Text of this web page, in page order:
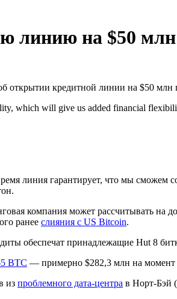
линию на $50 млн
открытии кредитной линии на $50 млн
which will give us added financial
линия гарантирует, что мы сможем
компания может рассчитывать на
ранее слияния с US Bitcoin.
обеспечат принадлежащие Hut 8
BTC — примерно $282,3 млн на момент
из проблемного дата-центра в Норт-Бэй